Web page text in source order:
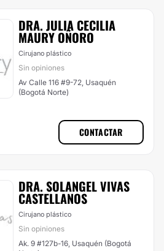
DRA. JULIA CECILIA
MAURY OÑORO
Cirujano plástico
Sin opiniones
Av Calle 116 #9-72, Usaquén
(Bogotá Norte)
CONTACTAR
DRA. SOLANGEL VIVAS
CASTELLANOS
Cirujano plástico
Sin opiniones
Ak. 9 #127b-16, Usaquén (Bogotá